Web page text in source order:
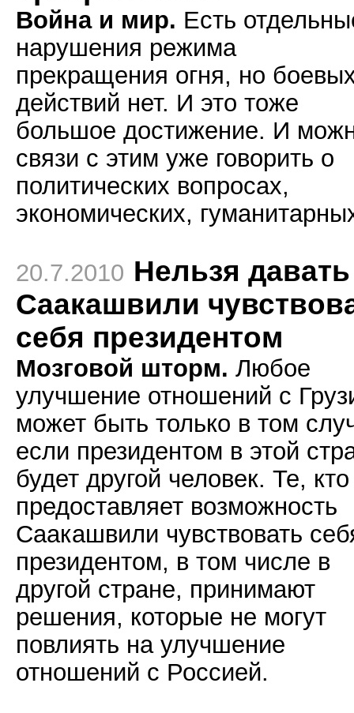
Война и мир. Есть
нарушения режима
прекращения огня, но
действий нет. И это тоже
большое достижение. И
связи с этим уже говорить о
политических вопросах,
экономических,
20.7.2010 Нельзя давать
Саакашвили
себя президентом
Мозговой шторм. Любое
улучшение отношений с
может быть только в том
если президентом в этой
будет другой человек. Те, кто
предоставляет возможность
Саакашвили чувствовать
президентом, в том числе в
другой стране, принимают
решения, которые не могут
повлиять на улучшение
отношений с Россией.